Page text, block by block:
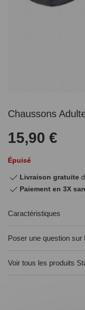
Chaussons
15,90 €
Épuisé
Livraison gratuite
Paiement en 3X
Caractéristiques
Poser une question sur
Voir tous les produits